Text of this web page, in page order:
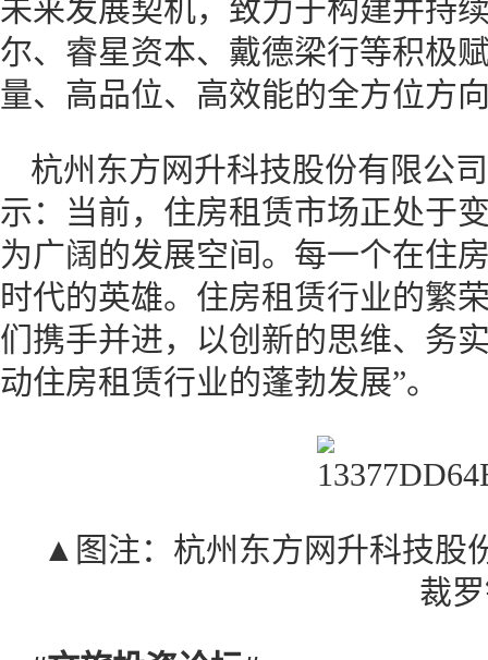
未来发展契机，致力于构建并持
尔、睿星资本、戴德梁行等积极
量、高品位、高效能的全方位方
杭州东方网升科技股份有限公
示：当前，住房租赁市场正处于
为广阔的发展空间。每一个在住
时代的英雄。住房租赁行业的繁
们携手并进，以创新的思维、务
动住房租赁行业的蓬勃发展”。
▲图注：杭州东方网升科技股
裁